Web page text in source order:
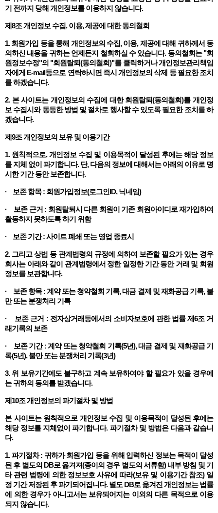
기 전까지 당해 개인정보를 이용하지 않습니다.
제8조 개인정보 수집, 이용, 제공에 대한 동의철회
1. 회원가입 등을 통해 개인정보의 수집, 이용, 제공에 대해 귀하께서 동
의하신 내용을 귀하는 언제든지 철회하실 수 있습니다. 동의철회는 "회
원정보수정"의 "회원탈퇴(동의철회)"를 클릭하거나 개인정보관리책임
자에게 E-mail등으로 연락하시면 즉시 개인정보의 삭제 등 필요한 조치
를 하겠습니다.
2. 본 사이트는 개인정보의 수집에 대한 회원탈퇴(동의철회)를 개인정
보 수집시와 동등한 방법 및 절차로 행사할 수 있도록 필요한 조치를 하
겠습니다.
제9조 개인정보의 보유 및 이용기간
1. 원칙적으로, 개인정보 수집 및 이용목적이 달성된 후에는 해당 정보
를 지체 없이 파기합니다. 단, 다음의 정보에 대해서는 아래의 이유로 명
시한 기간 동안 보존합니다.
· 보존 항목 : 회원가입정보(로그인ID, 닉네임)
· 보존 근거 : 회원탈퇴시 다른 회원이 기존 회원아이디로 재가입하여
활동하지 못하도록 하기 위함
· 보존 기간 : 사이트 폐쇄 또는 영업 종료시
2. 그리고 상법 등 관계법령의 규정에 의하여 보존할 필요가 있는 경우
회사는 아래와 같이 관계법령에서 정한 일정한 기간 동안 거래 및 회원
정보를 보관합니다.
· 보존 항목 : 계약 또는 청약철회 기록, 대금 결제 및 재화공급 기록, 불
만 또는 분쟁처리 기록
· 보존 근거 : 전자상거래등에서의 소비자보호에 관한 법률 제6조 거
래기록의 보존
· 보존 기간 : 계약 또는 청약철회 기록(5년), 대금 결제 및 재화공급 기
록(5년), 불만 또는 분쟁처리 기록(3년)
3. 위 보유기간에도 불구하고 계속 보유하여야 할 필요가 있을 경우에
는 귀하의 동의를 받겠습니다.
제10조 개인정보의 파기절차 및 방법
본 사이트는 원칙적으로 개인정보 수집 및 이용목적이 달성된 후에는
해당 정보를 지체없이 파기합니다. 파기절차 및 방법은 다음과 같습니
다.
1. 파기절차 : 귀하가 회원가입 등을 위해 입력하신 정보는 목적이 달성
된 후 별도의 DB로 옮겨져(종이의 경우 별도의 서류함) 내부 방침 및 기
타 관련 법령에 의한 정보보호 사유에 따라(보유 및 이용기간 참조) 일
정 기간 저장된 후 파기되어집니다. 별도 DB로 옮겨진 개인정보는 법률
에 의한 경우가 아니고서는 보유되어지는 이외의 다른 목적으로 이용
되지 않습니다.